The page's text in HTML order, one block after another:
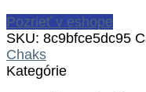
Pozrieť v eshope
SKU: 8c9bfce5dc95
Chaks
Kategórie